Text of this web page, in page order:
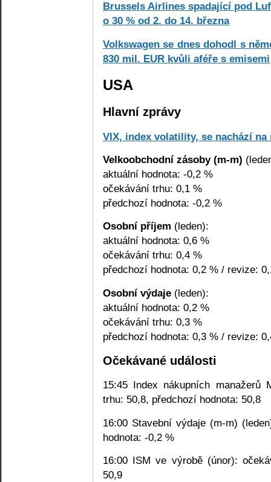
Brussels Airlines spadající pod
o 30 % od 2. do 14. března
Volkswagen se dnes dohodl s
830 mil. EUR kvůli aféře s emisemi
USA
Hlavní zprávy
VIX, index volatility, se nachází
Velkoobchodní zásoby (m-m)
aktuální hodnota: -0,2 %
očekávání trhu: 0,1 %
předchozí hodnota: -0,2 %
Osobní příjem (leden):
aktuální hodnota: 0,6 %
očekávání trhu: 0,4 %
předchozí hodnota: 0,2 % / revize:
Osobní výdaje (leden):
aktuální hodnota: 0,2 %
očekávání trhu: 0,3 %
předchozí hodnota: 0,3 % / revize:
Očekávané události
15:45 Index nákupních manažerů
trhu: 50,8, předchozí hodnota: 50,8
16:00 Stavební výdaje (m-m)
hodnota: -0,2 %
16:00 ISM ve výrobě (únor):
50,9